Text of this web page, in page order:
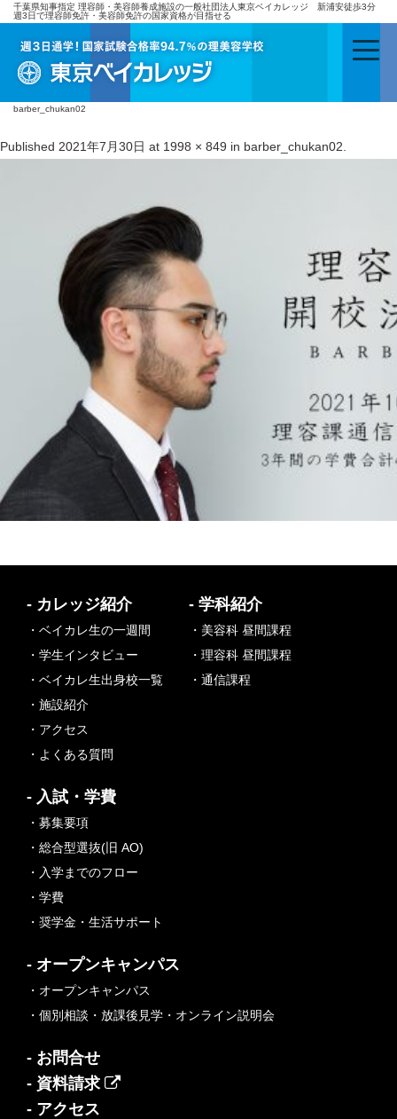
千葉県知事指定 理容師・美容師養成施設の一般社団法人東京ベイカレッジ 新浦安徒歩3分
週3日で理容師免許・美容師免許の国家資格が目指せる
barber_chukan02
Published 2021年7月30日 at 1998 × 849 in barber_chukan02
- カレッジ紹介
・ベイカレ生の一週間
・学生インタビュー
・ベイカレ生出身校一覧
・施設紹介
・アクセス
・よくある質問
- 学科紹介
・美容科 昼間課程
・理容科 昼間課程
・通信課程
- 入試・学費
・募集要項
・総合型選抜(旧 AO)
・入学までのフロー
・学費
・奨学金・生活サポート
- オープンキャンパス
・オープンキャンパス
・個別相談・放課後見学・オンライン説明会
- お問合せ
- 資料請求
- アクセス